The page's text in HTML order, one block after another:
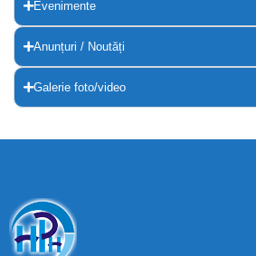
Evenimente
Anunțuri / Noutăți
Galerie foto/video